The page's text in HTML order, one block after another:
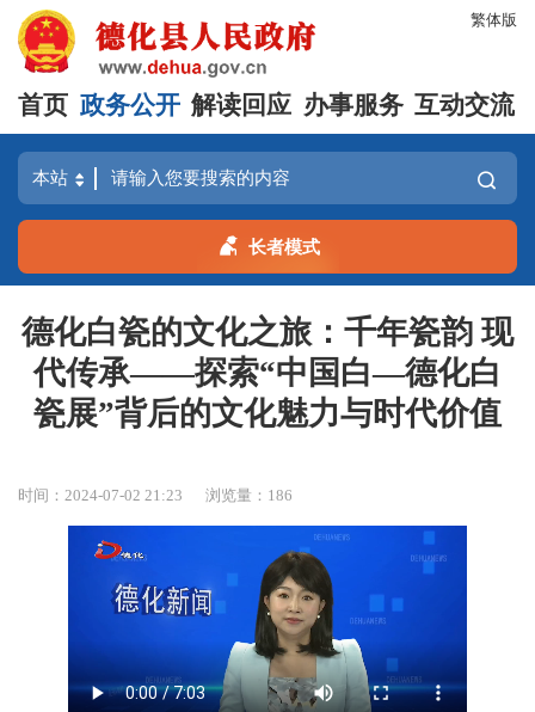
繁体版
首页 政务公开 解读回应 办事服务 互动交流
长者模式
德化白瓷的文化之旅：千年瓷韵 现
代传承——探索“中国白—德化白
瓷展”背后的文化魅力与时代价值
时间：2024-07-02 21:23 浏览量： 186